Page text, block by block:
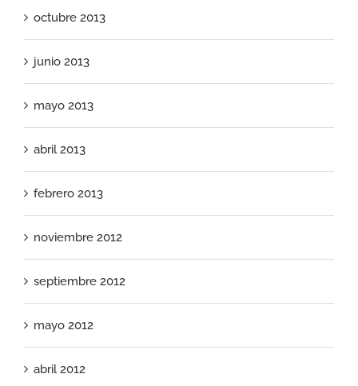
octubre 2013
junio 2013
mayo 2013
abril 2013
febrero 2013
noviembre 2012
septiembre 2012
mayo 2012
abril 2012